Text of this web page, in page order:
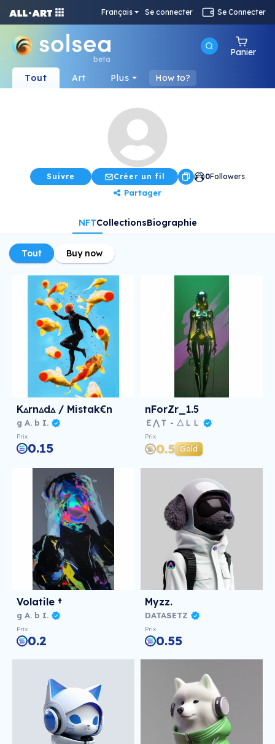
Français Se connecter Se Connecter
beta
Panier
Tout Art Plus How to?
Suivre Créer un fil 0Followers
Partager
NFTCollectionsBiographie
Tout Buy now
K▵rn▵d▵ / Mistak€n
g A. b I.
Prix
0.15
nForZr_1.5
Ｅ⋀Ｔ - △ＬＬ
Prix
0.5 Gold
Volatile †
g A. b I.
Prix
0.2
Myzz.
DATASETZ
Prix
0.55